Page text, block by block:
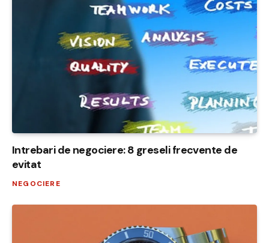
Intrebari de negociere: 8 greseli frecvente de
evitat
NEGOCIERE